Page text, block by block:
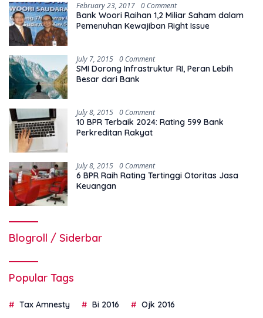
February 23, 2017 0 Comment
Bank Woori Raihan 1,2 Miliar Saham dalam
Pemenuhan Kewajiban Right Issue
July 7, 2015 0 Comment
SMI Dorong Infrastruktur RI, Peran Lebih
Besar dari Bank
July 8, 2015 0 Comment
10 BPR Terbaik 2024: Rating 599 Bank
Perkreditan Rakyat
July 8, 2015 0 Comment
6 BPR Raih Rating Tertinggi Otoritas Jasa
Keuangan
Blogroll / Siderbar
Popular Tags
Tax Amnesty Bi 2016 Ojk 2016